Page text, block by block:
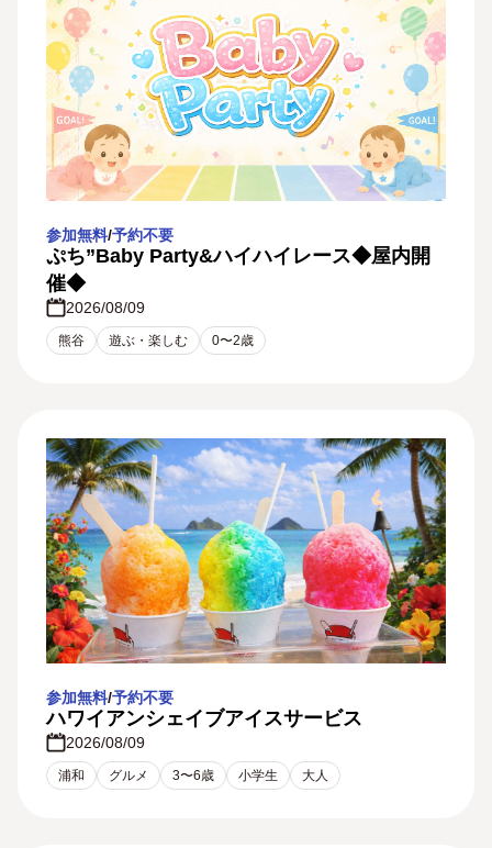
参加無料/予約不要
ぷち”Baby Party&ハイハイレース◆屋内開
催◆
2026/08/09
熊谷 遊ぶ・楽しむ 0〜2歳
参加無料/予約不要
ハワイアンシェイブアイスサービス
2026/08/09
浦和 グルメ 3〜6歳 小学生 大人